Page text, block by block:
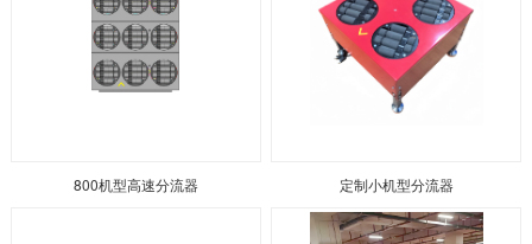
800机型高速分流器 定制小机型分流器